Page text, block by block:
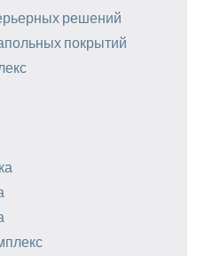
решений
покрытий